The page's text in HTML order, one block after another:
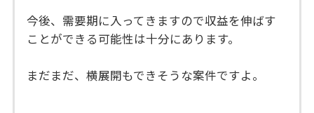
今後、需要期に入ってきますので収益を伸ばす
ことができる可能性は十分にあります。
まだまだ、横展開もできそうな案件ですよ。